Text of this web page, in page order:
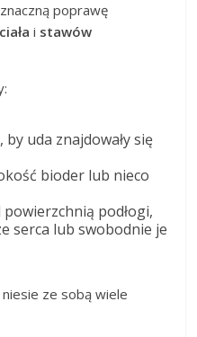
poprawę
i stawów
by uda znajdowały się
bioder lub nieco
podłogi,
serca lub swobodnie je
ze sobą wiele